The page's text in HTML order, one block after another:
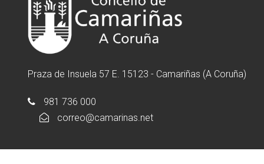
Praza de Insuela 57 E. 15123 - Camariñas (A Coruña)
981 736 000
correo@camarinas.net